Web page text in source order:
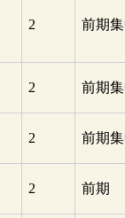
2 前期
2 前期
2 前期
2 前期